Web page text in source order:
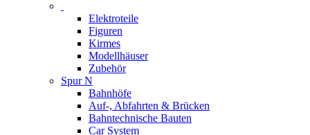
Elektroteile
Figuren
Kirmes
Modellhäuser
Zubehör
Spur N
Bahnhöfe
Auf-, Abfahrten & Brücken
Bahntechnische Bauten
Car System